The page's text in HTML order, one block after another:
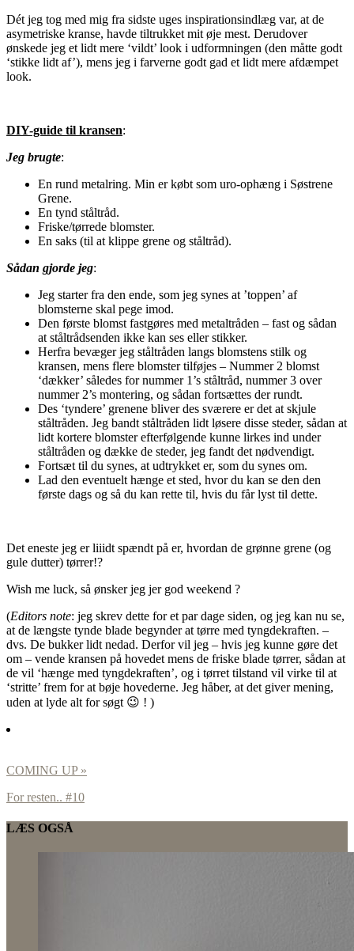
Dét jeg tog med mig fra sidste uges inspirationsindlæg var, at de
asymetriske kranse, havde tiltrukket mit øje mest. Derudover
ønskede jeg et lidt mere ‘vildt’ look i udformningen (den måtte godt
‘stikke lidt af’), mens jeg i farverne godt gad et lidt mere afdæmpet
look.
DIY-guide til kransen:
Jeg brugte:
En rund metalring. Min er købt som uro-ophæng i Søstrene
Grene.
En tynd ståltråd.
Friske/tørrede blomster.
En saks (til at klippe grene og ståltråd).
Sådan gjorde jeg:
Jeg starter fra den ende, som jeg synes at ’toppen’ af
blomsterne skal pege imod.
Den første blomst fastgøres med metaltråden – fast og sådan
at ståltrådsenden ikke kan ses eller stikker.
Herfra bevæger jeg ståltråden langs blomstens stilk og
kransen, mens flere blomster tilføjes – Nummer 2 blomst
‘dækker’ således for nummer 1’s ståltråd, nummer 3 over
nummer 2’s montering, og sådan fortsættes der rundt.
Des ‘tyndere’ grenene bliver des sværere er det at skjule
ståltråden. Jeg bandt ståltråden lidt løsere disse steder, sådan at
lidt kortere blomster efterfølgende kunne lirkes ind under
ståltråden og dække de steder, jeg fandt det nødvendigt.
Fortsæt til du synes, at udtrykket er, som du synes om.
Lad den eventuelt hænge et sted, hvor du kan se den den
første dags og så du kan rette til, hvis du får lyst til dette.
Det eneste jeg er liiidt spændt på er, hvordan de grønne grene (og
gule dutter) tørrer!?
Wish me luck, så ønsker jeg jer god weekend ?
(Editors note: jeg skrev dette for et par dage siden, og jeg kan nu se,
at de længste tynde blade begynder at tørre med tyngdekraften. –
dvs. De bukker lidt nedad. Derfor vil jeg – hvis jeg kunne gøre det
om – vende kransen på hovedet mens de friske blade tørrer, sådan at
de vil ‘hænge med tyngdekraften’, og i tørret tilstand vil virke til at
‘stritte’ frem for at bøje hovederne. Jeg håber, at det giver mening,
uden at lyde alt for søgt 😉 ! )
COMING UP »
For resten.. #10
LÆS OGSÅ